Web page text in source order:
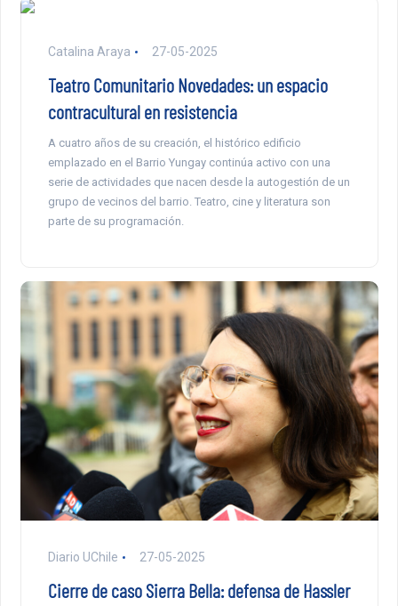
Catalina Araya 27-05-2025
Teatro Comunitario Novedades: un espacio
contracultural en resistencia
A cuatro años de su creación, el histórico edificio
emplazado en el Barrio Yungay continúa activo con una
serie de actividades que nacen desde la autogestión de un
grupo de vecinos del barrio. Teatro, cine y literatura son
parte de su programación.
Diario UChile 27-05-2025
Cierre de caso Sierra Bella: defensa de Hassler